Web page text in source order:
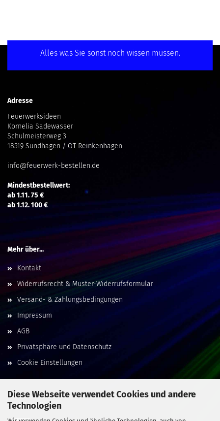
Diese Webseite verwendet Cookies und andere
Technologien
Alles was Sie sonst noch wissen müssen.
Adresse
Feuerwerksideen
Kornelia Sadewasser
Schulmeisterweg 3
18519 Sundhagen / OT Reinkenhagen
info@feuerwerk-bestellen.de
Mindestbestellwert:
ab 1.11. 75 €
ab 1.12. 100 €
Mehr über...
Kontakt
Widerrufsrecht & Muster-Widerrufsformular
Versand- & Zahlungsbedingungen
Impressum
AGB
Privatsphäre und Datenschutz
Cookie Einstellungen
Social Media